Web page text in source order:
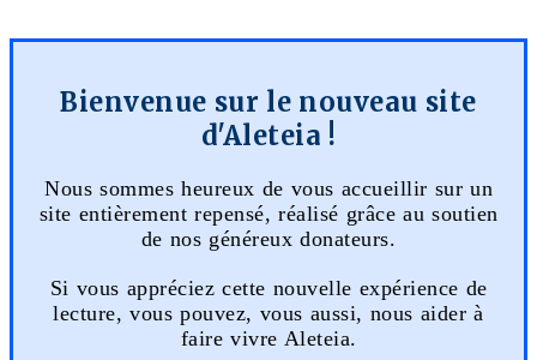
Bienvenue sur le nouveau site
d'Aleteia !
Nous sommes heureux de vous accueillir sur un
site entièrement repensé, réalisé grâce au soutien
de nos généreux donateurs.
Si vous appréciez cette nouvelle expérience de
lecture, vous pouvez, vous aussi, nous aider à
faire vivre Aleteia.